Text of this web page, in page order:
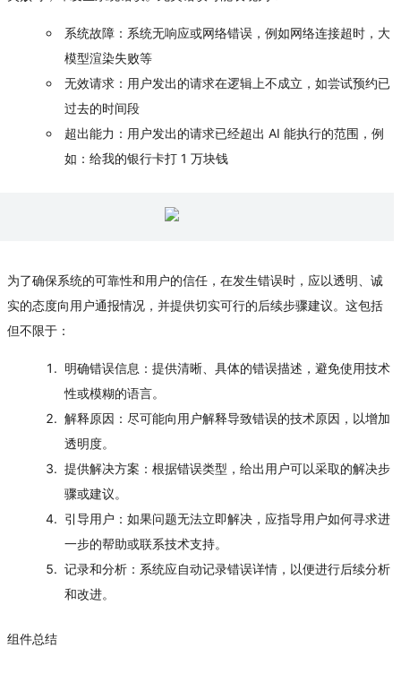
系统故障 ：系统无响应或网络错误，例如网络连接超时，大
模型渲染失败等
无效请求 ：用户发出的请求在逻辑上不成立，如尝试预约已
过去的时间段
超出能力 ：用户发出的请求已经超出 AI 能执行的范围，例
如：给我的银行卡打 1 万块钱
为了确保系统的可靠性和用户的信任，在发生错误时，应以透明、诚
实的态度向用户通报情况，并提供切实可行的后续步骤建议。这包括
但不限于：
明确错误信息 ：提供清晰、具体的错误描述，避免使用技术
性或模糊的语言。
解释原因 ：尽可能向用户解释导致错误的技术原因，以增加
透明度。
提供解决方案 ：根据错误类型，给出用户可以采取的解决步
骤或建议。
引导用户 ：如果问题无法立即解决，应指导用户如何寻求进
一步的帮助或联系技术支持。
记录和分析 ：系统应自动记录错误详情，以便进行后续分析
和改进。
组件总结